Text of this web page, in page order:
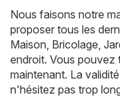
Nous faisons notre
proposer tous les
Maison, Bricolage,
endroit. Vous pouvez
maintenant. La
n'hésitez pas trop